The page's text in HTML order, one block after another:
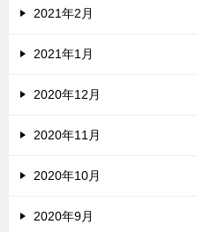
2021年2月
2021年1月
2020年12月
2020年11月
2020年10月
2020年9月